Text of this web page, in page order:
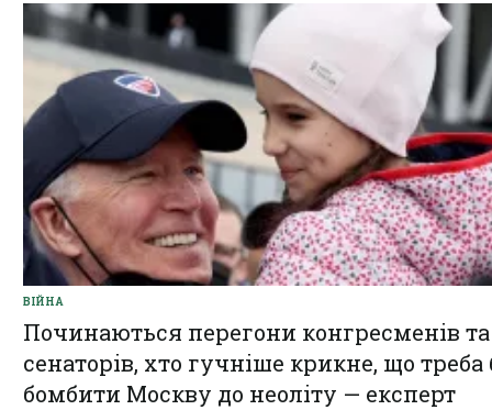
ВІЙНА
Починаються перегони конгресменів та
сенаторів, хто гучніше крикне, що треба
бомбити Москву до неоліту — експерт